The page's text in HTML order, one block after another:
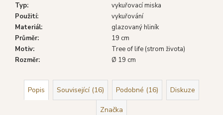
Typ:
vykuřovací miska
Použití:
vykuřování
Materiál:
glazovaný hliník
Průměr:
19 cm
Motiv:
Tree of life (strom života)
Rozměr: Ø 19 cm
Popis Související (16) Podobné (16) Diskuze
Značka
29
Kč
Původně:
46
Kč